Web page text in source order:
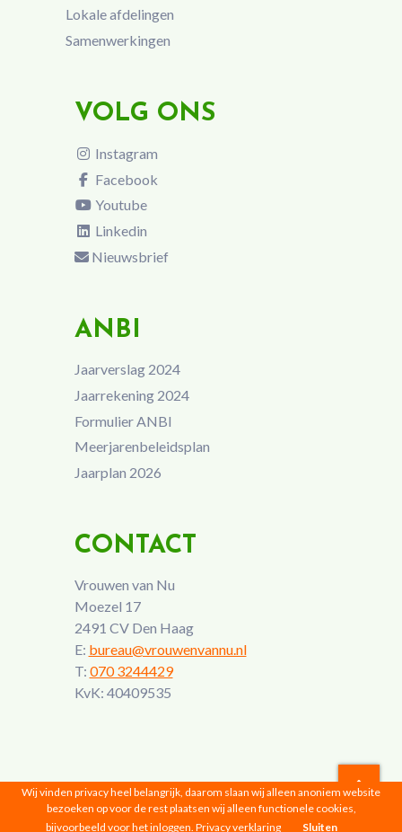
Lokale afdelingen
Samenwerkingen
VOLG ONS
Instagram
Facebook
Youtube
Linkedin
Nieuwsbrief
ANBI
Jaarverslag 2024
Jaarrekening 2024
Formulier ANBI
Meerjarenbeleidsplan
Jaarplan 2026
CONTACT
Vrouwen van Nu
Moezel 17
2491 CV Den Haag
E: bureau@vrouwenvannu.nl
T: 070 3244429
KvK: 40409535
Vrouwen van Nu © 2026 |Privacyverklaring
Wij vinden privacy heel belangrijk, daarom slaan wij alleen anoniem website
bezoeken op voor de rest plaatsen wij alleen functionele cookies,
bijvoorbeeld voor het inloggen. Privacy verklaring Sluiten